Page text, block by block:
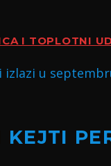
I TOPLOTNI